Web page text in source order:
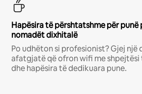
Hapësira të përshtatshme për punë
nomadët dixhitalë
Po udhëton si profesionist? Gjej një
afatgjatë që ofron wifi me shpejtësi
dhe hapësira të dedikuara pune.